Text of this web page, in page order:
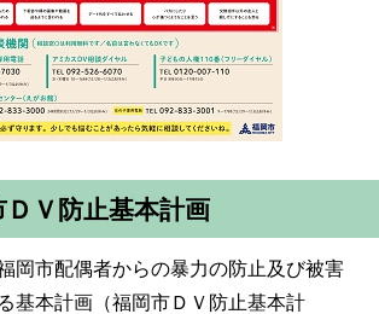
Ｖ防止基本計画
岡市配偶者からの暴力の防止及び被害
基本計画（福岡市ＤＶ防止基本計